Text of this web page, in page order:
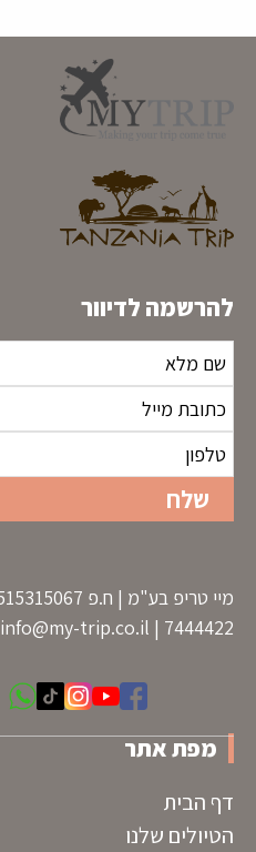
להרשמה לדיוור
7444422 |
info@my-trip.co.il
מפת אתר
דף הבית
הטיולים שלנו